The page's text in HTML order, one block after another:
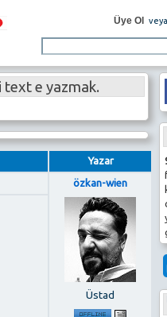
Üye Ol veya
text e yazmak.
Yazar
özkan-wien
Üstad